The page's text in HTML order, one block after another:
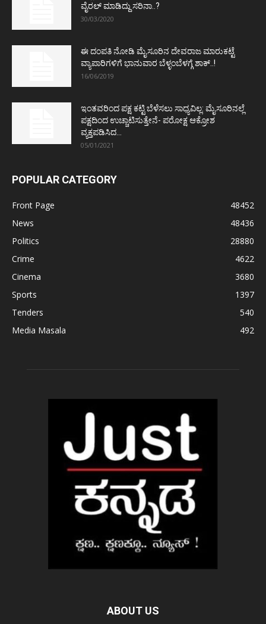
ವೈರಲ್ ಮಾಡಿದ್ದು ಸರಿನಾ..?
30/03/2020
ಈ ದಂಪತಿ ನೋಡಿ ಮೈಸೂರಿನ ದೇವರಾಜ ಮಾರುಕಟ್ಟೆ
ವ್ಯಾಪಾರಿಗಳಿಗೆ ಭಾನುವಾರ ಬೆಳ್ಳಂಬೆಳಗ್ಗೆ ಶಾಕ್..!
16/06/2019
ಇಂತವರಿಂದ ಪಕ್ಷ ಕಟ್ಟಿ ಬೆಳೆಸಲು ಸಾಧ್ಯವಿಲ್ಲ: ಮೈಸೂರಿನಲ್ಲೆ
ಪಕ್ಷದಿಂದ ಉಚ್ಚಾಟಿಸುತ್ತೇನೆ- ಪರೋಕ್ಷ ಆಕ್ರೋಶ
ವ್ಯಕ್ತಪಡಿಸಿದ...
05/01/2021
POPULAR CATEGORY
Front Page
48452
News
48436
Politics
28880
Crime
4622
Cinema
3680
Sports
1397
Tenders
540
Media Masala
492
ABOUT US